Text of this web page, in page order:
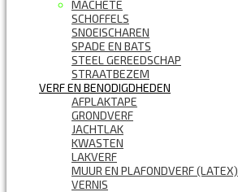
MACHETE
SCHOFFELS
SNOEISCHAREN
SPADE EN BATS
STEEL GEREEDSCHAP
STRAATBEZEM
VERF EN BENODIGDHEDEN
AFPLAKTAPE
GRONDVERF
JACHTLAK
KWASTEN
LAKVERF
MUUR EN PLAFONDVERF (LATEX)
VERNIS